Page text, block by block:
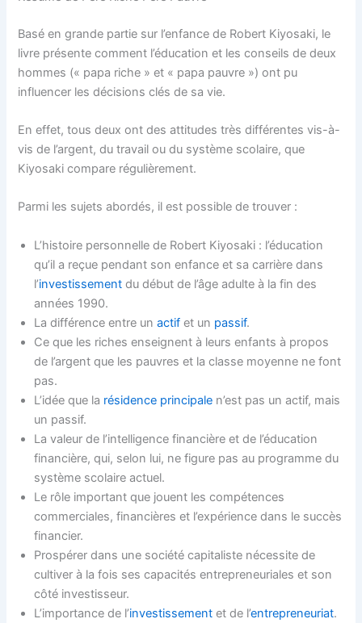
Basé en grande partie sur l’enfance de Robert Kiyosaki, le
livre présente comment l’éducation et les conseils de deux
hommes (« papa riche » et « papa pauvre ») ont pu
influencer les décisions clés de sa vie.
En effet, tous deux ont des attitudes très différentes vis-à-
vis de l’argent, du travail ou du système scolaire, que
Kiyosaki compare régulièrement.
Parmi les sujets abordés, il est possible de trouver :
L’histoire personnelle de Robert Kiyosaki : l’éducation
qu’il a reçue pendant son enfance et sa carrière dans
l’investissement du début de l’âge adulte à la fin des
années 1990.
La différence entre unactif et un passif.
Ce que les riches enseignent à leurs enfants à propos
de l’argent que les pauvres et la classe moyenne ne font
pas.
L’idée que la résidence principale n’est pas un actif, mais
un passif.
La valeur de l’intelligence financière et de l’éducation
financière, qui, selon lui, ne figure pas au programme du
système scolaire actuel.
Le rôle important que jouent les compétences
commerciales, financières et l’expérience dans le succès
financier.
Prospérer dans une société capitaliste nécessite de
cultiver à la fois ses capacités entrepreneuriales et son
côté investisseur.
L’importance de l’investissement et de l’entrepreneuriat.